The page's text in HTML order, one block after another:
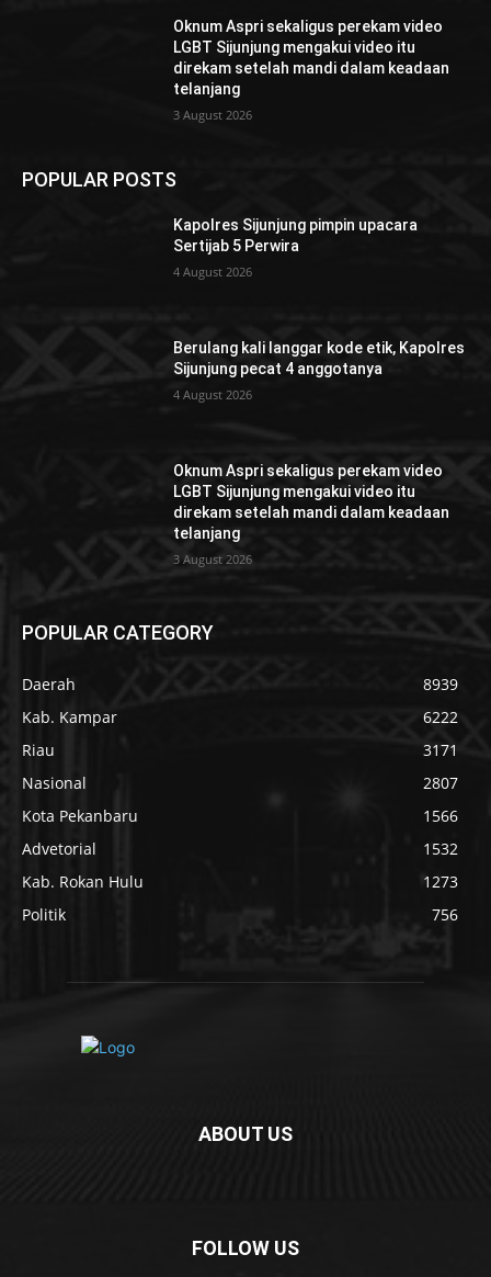
Oknum Aspri sekaligus perekam video
LGBT Sijunjung mengakui video itu
direkam setelah mandi dalam keadaan
telanjang
3 August 2026
POPULAR POSTS
Kapolres Sijunjung pimpin upacara
Sertijab 5 Perwira
4 August 2026
Berulang kali langgar kode etik, Kapolres
Sijunjung pecat 4 anggotanya
4 August 2026
Oknum Aspri sekaligus perekam video
LGBT Sijunjung mengakui video itu
direkam setelah mandi dalam keadaan
telanjang
3 August 2026
POPULAR CATEGORY
Daerah
8939
Kab. Kampar
6222
Riau
3171
Nasional
2807
Kota Pekanbaru
1566
Advetorial
1532
Kab. Rokan Hulu
1273
Politik
756
ABOUT US
FOLLOW US